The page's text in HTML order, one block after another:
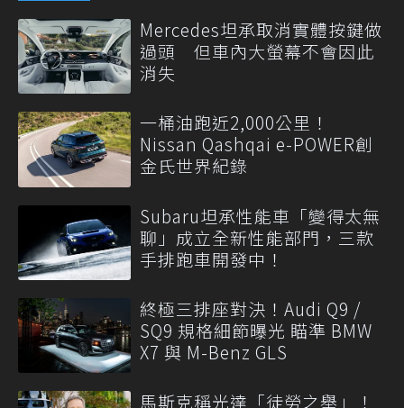
Mercedes坦承取消實體按鍵做
過頭 但車內大螢幕不會因此
消失
一桶油跑近2,000公里！
Nissan Qashqai e-POWER創
金氏世界紀錄
Subaru坦承性能車「變得太無
聊」成立全新性能部門，三款
手排跑車開發中！
終極三排座對決！Audi Q9 /
SQ9 規格細節曝光 瞄準 BMW
X7 與 M-Benz GLS
馬斯克稱光達「徒勞之舉」！